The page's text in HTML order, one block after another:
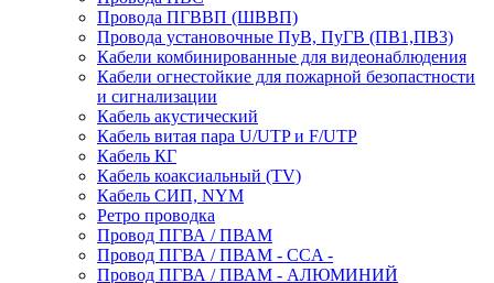
Провода ПГВВП (ШВВП)
Провода установочные ПуВ, ПуГВ (ПВ1,ПВ3)
Кабели комбинированные для видеонаблюдения
Кабели огнестойкие для пожарной безопастности
и сигнализации
Кабель акустический
Кабель витая пара U/UTP и F/UTP
Кабель КГ
Кабель коаксиальный (TV)
Кабель СИП, NYM
Ретро проводка
Провод ПГВА / ПВАМ
Провод ПГВА / ПВАМ - CCA -
Провод ПГВА / ПВАМ - АЛЮМИНИЙ